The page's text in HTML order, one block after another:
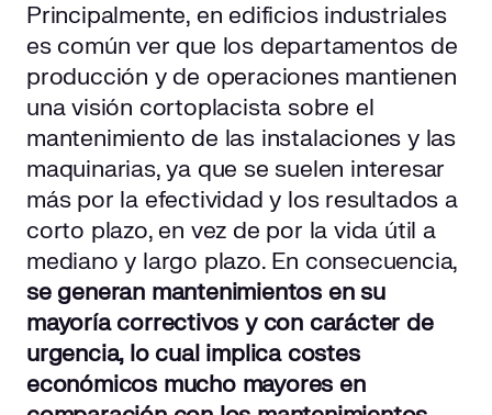
Principalmente, en edificios industriales
es común ver que los departamentos de
producción y de operaciones mantienen
una visión cortoplacista sobre el
mantenimiento de las instalaciones y las
maquinarias, ya que se suelen interesar
más por la efectividad y los resultados a
corto plazo, en vez de por la vida útil a
mediano y largo plazo. En consecuencia,
se generan mantenimientos en su
mayoría correctivos y con carácter de
urgencia, lo cual implica costes
económicos mucho mayores en